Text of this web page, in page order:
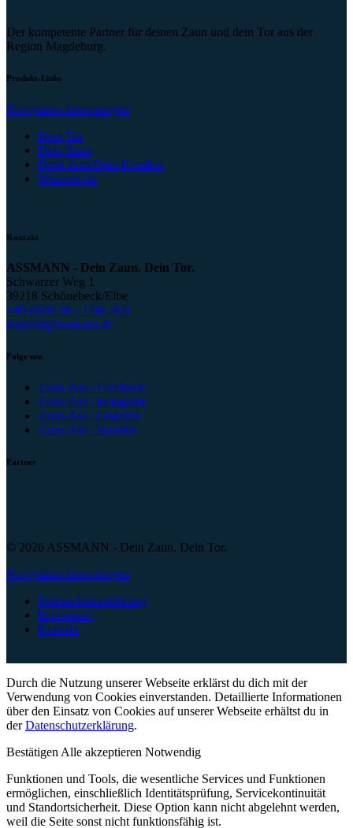
Der kompetente Partner für deinen Zaun und dein Tor aus der
Region Magdeburg.
Produkt-Links
Navigation überspringen
Dein Tor
Dein Zaun
Denk dran/Dein Komfort
Wusstest du
Kontakt
ASSMANN - Dein Zaun. Dein Tor.
Schwarzer Weg 1
39218 Schönebeck/Elbe
+49 (0)39 28 - 7 68 28 0
kontakt@zaun-ass.de
Folge uns
Zaun-Ass - Facebook
Zaun-Ass : Instagram
Zaun-Ass : Linkedin
Zaun-Ass : Youtube
Partner
© 2026 ASSMANN - Dein Zaun. Dein Tor.
Navigation überspringen
Datenschutzerklärung
Impressum
Kontakt
Durch die Nutzung unserer Webseite erklärst du dich mit der
Verwendung von Cookies einverstanden. Detaillierte Informationen
über den Einsatz von Cookies auf unserer Webseite erhältst du in
derDatenschutzerklärung.
Bestätigen Alle akzeptieren Notwendig
Funktionen und Tools, die wesentliche Services und Funktionen
ermöglichen, einschließlich Identitätsprüfung, Servicekontinuität
und Standortsicherheit. Diese Option kann nicht abgelehnt werden,
weil die Seite sonst nicht funktionsfähig ist.